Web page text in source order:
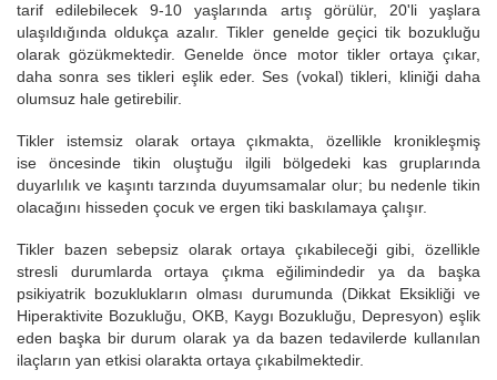
tarif edilebilecek 9-10 yaşlarında artış görülür, 20'li yaşlara
ulaşıldığında oldukça azalır. Tikler genelde geçici tik bozukluğu
olarak gözükmektedir. Genelde önce motor tikler ortaya çıkar,
daha sonra ses tikleri eşlik eder. Ses (vokal) tikleri, kliniği daha
olumsuz hale getirebilir.
Tikler istemsiz olarak ortaya çıkmakta, özellikle kronikleşmiş
ise öncesinde tikin oluştuğu ilgili bölgedeki kas gruplarında
duyarlılık ve kaşıntı tarzında duyumsamalar olur; bu nedenle tikin
olacağını hisseden çocuk ve ergen tiki baskılamaya çalışır.
Tikler bazen sebepsiz olarak ortaya çıkabileceği gibi, özellikle
stresli durumlarda ortaya çıkma eğilimindedir ya da başka
psikiyatrik bozuklukların olması durumunda (Dikkat Eksikliği ve
Hiperaktivite Bozukluğu, OKB, Kaygı Bozukluğu, Depresyon) eşlik
eden başka bir durum olarak ya da bazen tedavilerde kullanılan
ilaçların yan etkisi olarakta ortaya çıkabilmektedir.